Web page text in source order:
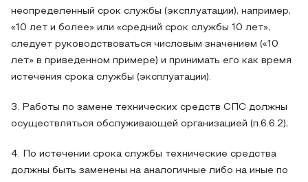
неопределенный срок службы (эксплуатации), например,
«10 лет и более» или «средний срок службы 10 лет»,
следует руководствоваться числовым значением («10
лет» в приведенном примере) и принимать его как время
истечения срока службы (эксплуатации).
3. Работы по замене технических средств СПС должны
осуществляться обслуживающей организацией (п.6.6.2);
4. По истечении срока службы технические средства
должны быть заменены на аналогичные либо на иные по